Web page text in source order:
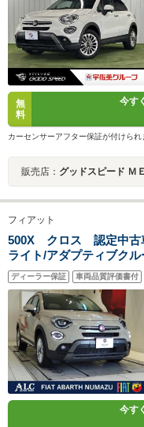
無
料
今す
カーセンサーアフター保証が付けられ
販売店： グッドスピード
フィアット
500X クロス 認定中古
ライト/アダプティブク
バックカメラ/ETC/ドラ
ディーラー保証 車両品質評価書付
今す